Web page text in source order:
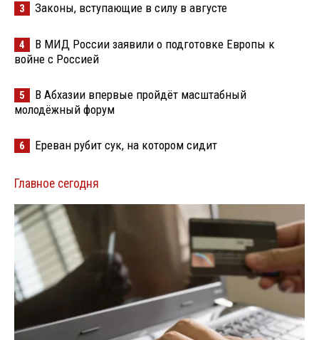
3 Законы, вступающие в силу в августе
4
В МИД России заявили о подготовке Европы к
войне с Россией
5
В Абхазии впервые пройдёт масштабный
молодёжный форум
6 Ереван рубит сук, на котором сидит
Главное сегодня